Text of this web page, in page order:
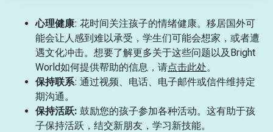
心理健康: 花时间关注孩子的情绪健康。移居国外可
能会让人感到难以承受，学生们可能会想家，或者遭
遇文化冲击。想要了解更多关于这些问题以及Bright
World如何提供帮助的信息，请点击此处。
保持联系: 通过视频、电话、电子邮件或信件维持定
期沟通。
保持活跃: 鼓励您的孩子参加各种活动。这有助于孩
子保持活跃，结交新朋友，学习新技能。